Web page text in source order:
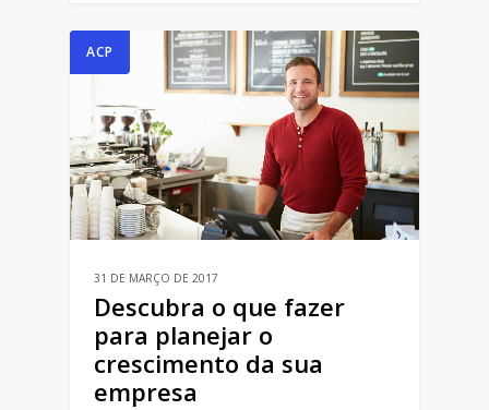
ACP
31 DE MARÇO DE 2017
Descubra o que fazer
para planejar o
crescimento da sua
empresa